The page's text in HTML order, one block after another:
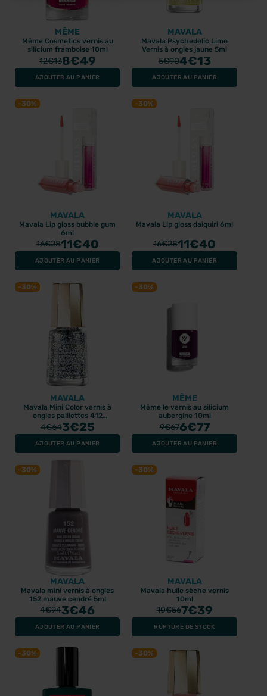
MÊME
Même Cosmetics vernis au
silicium framboise 10ml
12€138€49
AJOUTER AU PANIER
MAVALA
Mavala Psychedelic Lime
Vernis à ongles jaune 5ml
5€904€13
AJOUTER AU PANIER
-30%
MAVALA
Mavala Lip gloss bubble gum
6ml
16€2811€40
AJOUTER AU PANIER
-30%
MAVALA
Mavala Lip gloss daiquiri 6ml
16€2811€40
AJOUTER AU PANIER
-30%
MAVALA
Mavala Mini Color vernis à
ongles paillettes 412
Fashionista Black
4€643€25
AJOUTER AU PANIER
-30%
MÊME
Même le vernis au silicium
aubergine 10ml
9€676€77
AJOUTER AU PANIER
-30%
MAVALA
Mavala mini vernis à ongles
152 mauve cendré 5ml
4€943€46
AJOUTER AU PANIER
-30%
MAVALA
Mavala huile sèche vernis
10ml
10€567€39
RUPTURE DE STOCK
-30% -30%